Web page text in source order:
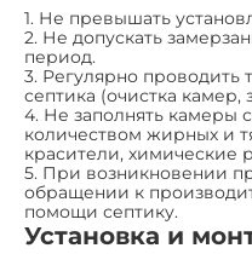
1. Не превышать
2. Не допускать
период.
3. Регулярно проводить
септика (очистка камер,
4. Не заполнять камеры
количеством жирных и
красители, химические
5. При возникновении
обращении к
помощи септику.
Установка и